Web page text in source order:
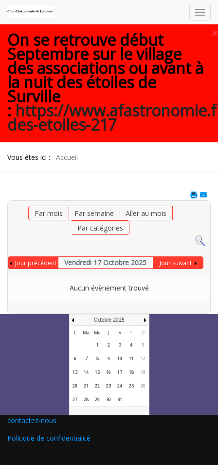
×
On se retrouve début
Septembre sur le village
des associations ou avant à
la nuit des étoiles de
Surville
: https://
des-etoiles-217
Vous êtes ici : Accueil
Par mois Par semaine
Aller au mois
Par catégories
Jour précédent Vendredi 17 Octobre 2025 Jour suivant
Aucun évènement trouvé
Octobre 2025
L Ma Me J V S
D
1
2 3 4 5
6 7 8 9 10 11 12
13 14 15 16 17 18 19
20 21 22 23 24 25 26
27 28 29 30 31
contactez-nous
Politique de confidentialité